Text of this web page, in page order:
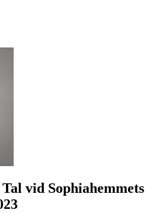
vid Sophiahemmets